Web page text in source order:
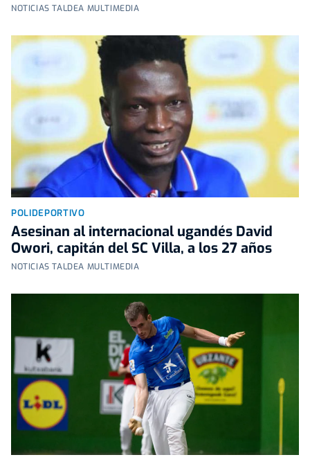
NOTICIAS TALDEA MULTIMEDIA
POLIDEPORTIVO
Asesinan al internacional ugandés David
Owori, capitán del SC Villa, a los 27 años
NOTICIAS TALDEA MULTIMEDIA